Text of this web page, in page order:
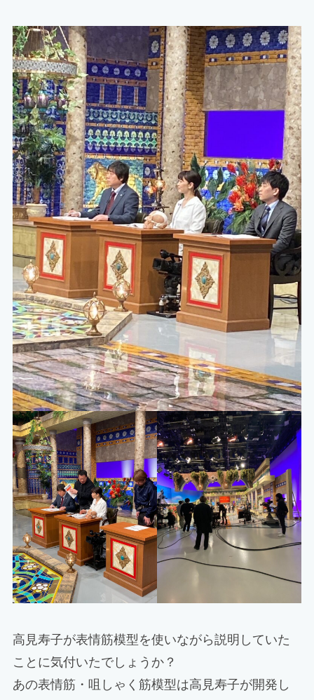
高見寿子が表情筋模型を使いながら説明していた
ことに気付いたでしょうか？
あの表情筋・咀しゃく筋模型は高見寿子が開発し